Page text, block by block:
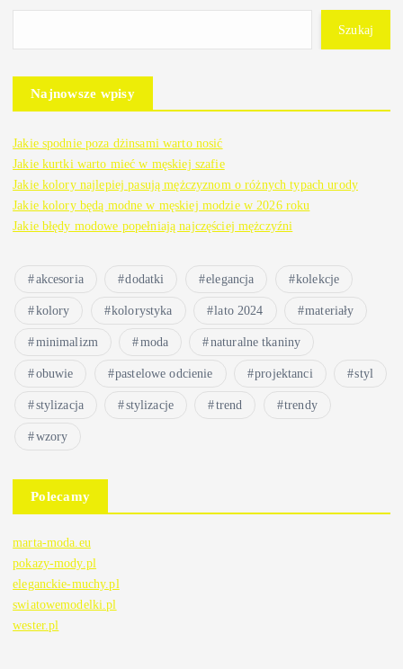
Szukaj
Najnowsze wpisy
Jakie spodnie poza dżinsami warto nosić
Jakie kurtki warto mieć w męskiej szafie
Jakie kolory najlepiej pasują mężczyznom o różnych typach urody
Jakie kolory będą modne w męskiej modzie w 2026 roku
Jakie błędy modowe popełniają najczęściej mężczyźni
akcesoria dodatki elegancja kolekcje
kolory kolorystyka lato 2024 materiały
minimalizm moda naturalne tkaniny
obuwie pastelowe odcienie projektanci styl
stylizacja stylizacje trend trendy
wzory
Polecamy
marta-moda.eu
pokazy-mody.pl
eleganckie-muchy.pl
swiatowemodelki.pl
wester.pl